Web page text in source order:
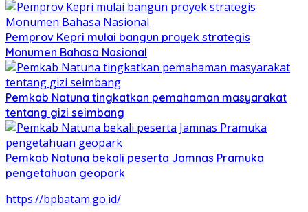
Pemprov Kepri mulai bangun proyek strategis
Monumen Bahasa Nasional
Pemkab Natuna tingkatkan pemahaman masyarakat
tentang gizi seimbang
Pemkab Natuna bekali peserta Jamnas Pramuka
pengetahuan geopark
https://bpbatam.go.id/